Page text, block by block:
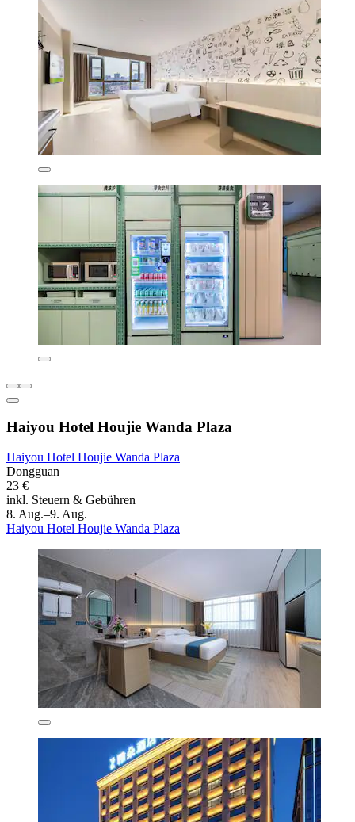
Haiyou Hotel Houjie Wanda Plaza
Haiyou Hotel Houjie Wanda Plaza
Dongguan
23 €
inkl. Steuern & Gebühren
8. Aug.–9. Aug.
Haiyou Hotel Houjie Wanda Plaza